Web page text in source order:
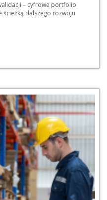
– cyfrowe portfolio.
ścieżką dalszego rozwoju
do praktyki
Pobierz pdf [PDF,